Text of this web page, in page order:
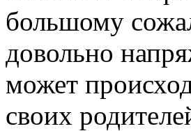
большому
довольно
может
своих